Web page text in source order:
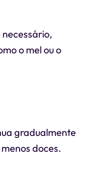
o mel ou o
gradualmente
doces.